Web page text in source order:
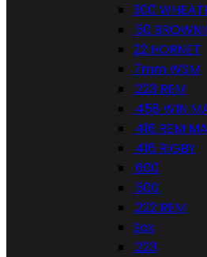
300
.50
22 HORNET
7mm WSM
.223 REM
.458 WIN
.416 REM
.416 RIGBY
.600
.500
.222 REM
Sax
.223